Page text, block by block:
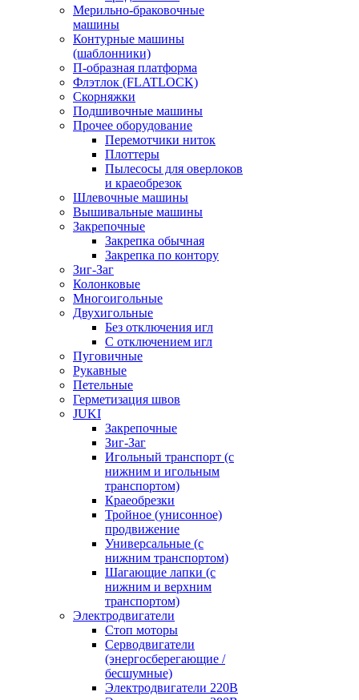
Мерильно-браковочные
машины
Контурные машины
(шаблонники)
П-образная платформа
Флэтлок (FLATLOCK)
Скорняжки
Подшивочные машины
Прочее оборудование
Перемотчики ниток
Плоттеры
Пылесосы для оверлоков
и краеобрезок
Шлевочные машины
Вышивальные машины
Закрепочные
Закрепка обычная
Закрепка по контору
Зиг-Заг
Колонковые
Многоигольные
Двухигольные
Без отключения игл
С отключением игл
Пуговичные
Рукавные
Петельные
Герметизация швов
JUKI
Закрепочные
Зиг-Заг
Игольный транспорт (с
нижним и игольным
транспортом)
Краеобрезки
Тройное (унисонное)
продвижение
Универсальные (с
нижним транспортом)
Шагающие лапки (с
нижним и верхним
транспортом)
Электродвигатели
Стоп моторы
Серводвигатели
(энергосберегающие /
бесшумные)
Электродвигатели 220В